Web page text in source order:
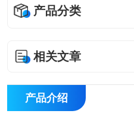
产品分类
相关文章
产品介绍